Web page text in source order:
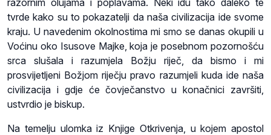
tvrde kako su to pokazatelji da naša civilizacija ide svome
kraju. U navedenim okolnostima mi smo se danas okupili u
Voćinu oko Isusove Majke, koja je posebnom pozornošću
srca slušala i razumjela Božju riječ, da bismo i mi
prosvijetljeni Božjom riječju pravo razumjeli kuda ide naša
civilizacija i gdje će čovječanstvo u konačnici završiti,
ustvrdio je biskup.
Na temelju ulomka iz Knjige Otkrivenja, u kojem apostol